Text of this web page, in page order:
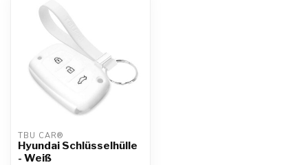
TBU CAR®
Hyundai Schlüsselhülle
- Weiß